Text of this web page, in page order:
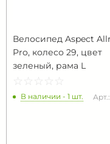
Велосипед Aspect
Pro, колесо 29, цвет
зеленый, рама L
☆ ☆ ☆ ☆ ☆
★ ★ ★ ★ ★
В наличии - 1 шт. Арт.: